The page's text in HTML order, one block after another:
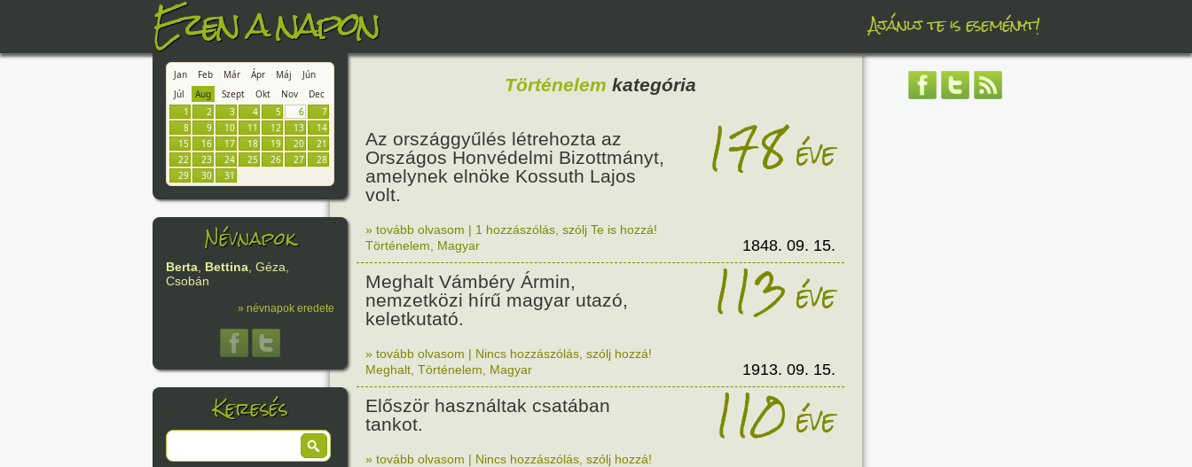
Ezen a napon Ajánlj te is eseményt!
Jan Feb Már Ápr Máj
Jún
Júl
Aug Szept Okt Nov
Dec
1
2 3 4 5 6
7
8
9 10 11 12 13
14
15
16 17 18 19 20
21
22
23 24 25 26 27
28
29
30 31
Névnapok
Berta, Bettina, Géza,
Csobán
» névnapok eredete
Keresés
Történelem kategória
Az országgyűlés létrehozta az
Országos Honvédelmi Bizottmányt,
amelynek elnöke Kossuth Lajos
volt.
178éve
» tovább olvasom | 1 hozzászólás, szólj Te is hozzá!
Történelem
Magyar 1848. 09. 15.
Meghalt Vámbéry Ármin,
nemzetközi hírű magyar utazó,
keletkutató.
113éve
» tovább olvasom | Nincs hozzászólás, szólj hozzá!
Meghalt Történelem Magyar 1913. 09. 15.
Először használtak csatában
tankot.
110éve
» tovább olvasom | Nincs hozzászólás, szólj hozzá!